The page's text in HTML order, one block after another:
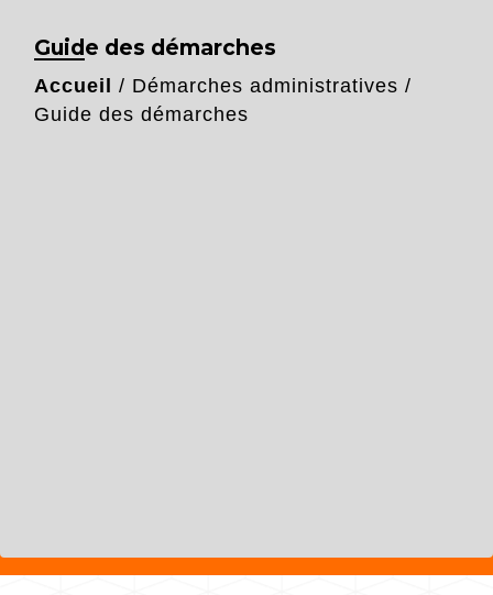
Guide des démarches
Accueil / Démarches administratives /
Guide des démarches